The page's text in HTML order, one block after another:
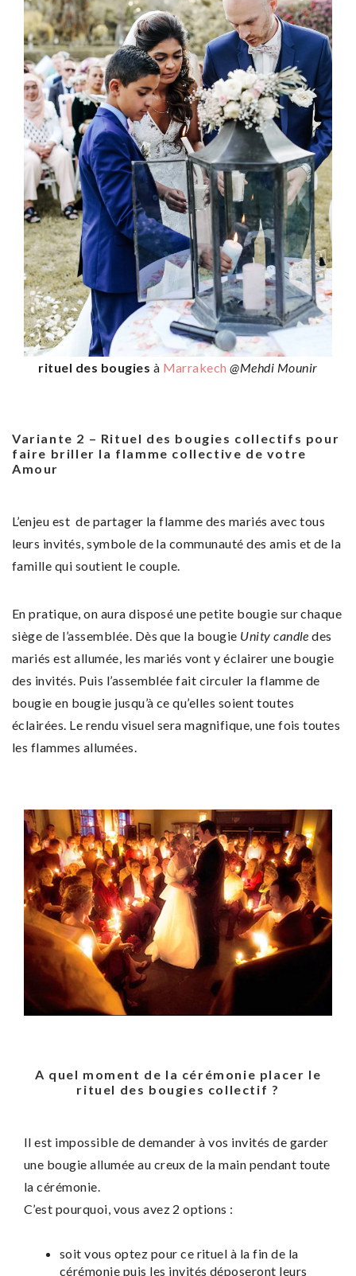
rituel des bougies à Marrakech @Mehdi Mounir
Variante 2 – Rituel des bougies collectifs pour
faire briller la flamme collective de votre
Amour
L’enjeu est de partager la flamme des mariés avec tous
leurs invités, symbole de la communauté des amis et de la
famille qui soutient le couple.
En pratique, on aura disposé une petite bougie sur chaque
siège de l’assemblée. Dès que la bougie Unity candle des
mariés est allumée, les mariés vont y éclairer une bougie
des invités. Puis l’assemblée fait circuler la flamme de
bougie en bougie jusqu’à ce qu’elles soient toutes
éclairées. Le rendu visuel sera magnifique, une fois toutes
les flammes allumées.
A quel moment de la cérémonie placer le
rituel des bougies collectif ?
Il est impossible de demander à vos invités de garder
une bougie allumée au creux de la main pendant toute
la cérémonie.
C’est pourquoi, vous avez 2 options :
soit vous optez pour ce rituel à la fin de la
cérémonie puis les invités déposeront leurs